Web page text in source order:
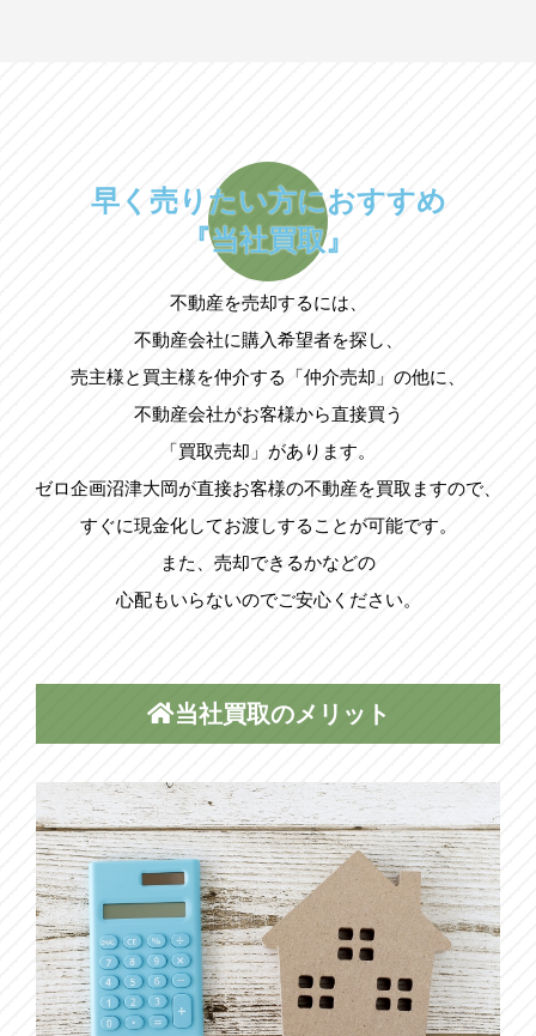
早く売りたい方におすすめ
『当社買取』
不動産を売却するには、
不動産会社に購入希望者を探し、
売主様と買主様を仲介する「仲介売却」の他に、
不動産会社がお客様から直接買う
「買取売却」があります。
ゼロ企画沼津大岡が直接お客様の不動産を買取ますので、
すぐに現金化してお渡しすることが可能です。
また、売却できるかなどの
心配もいらないのでご安心ください。
当社買取のメリット